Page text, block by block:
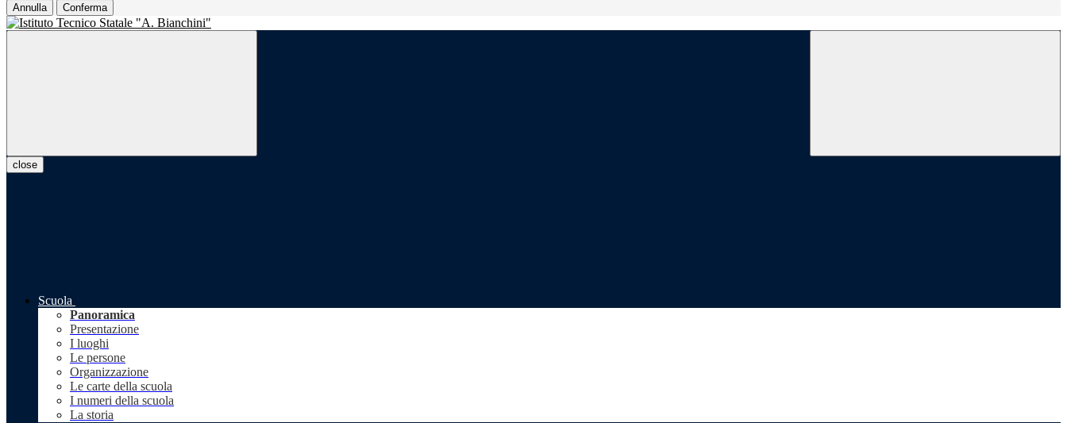
Annulla Conferma
close
Scuola
Panoramica
Presentazione
I luoghi
Le persone
Organizzazione
Le carte della scuola
I numeri della scuola
La storia